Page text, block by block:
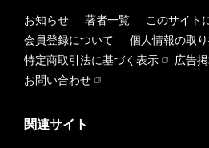
お知らせ 著者一覧
このサイト
会員登録について
個人情報の取
特定商取引法に基づく表示
広告
お問い合わせ
関連サイト